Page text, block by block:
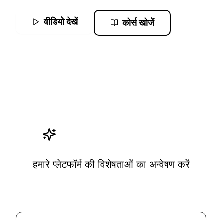
वीडियो देखें कोर्स खोजें
हमारे प्लेटफॉर्म की विशेषताओं का अन्वेषण करें